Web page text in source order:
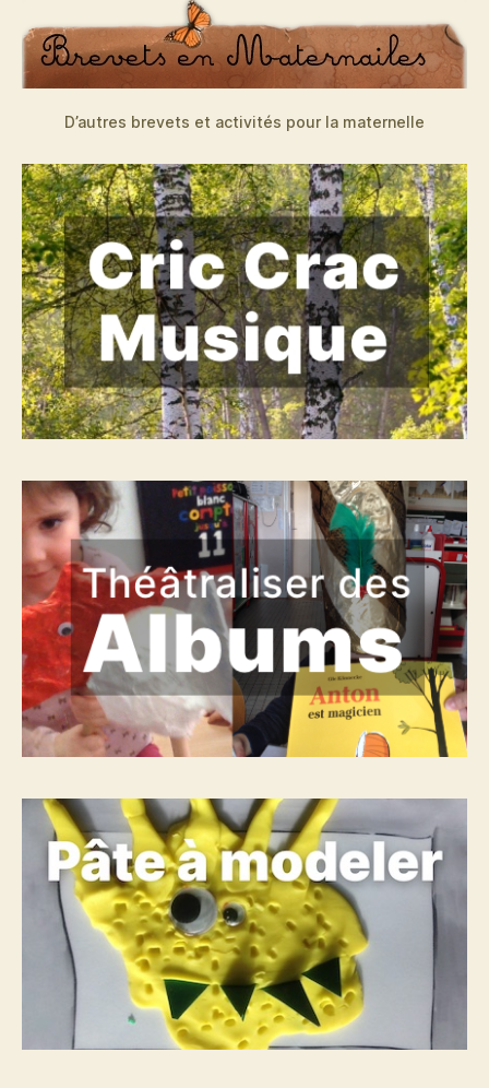
D’autres brevets et activités pour la maternelle